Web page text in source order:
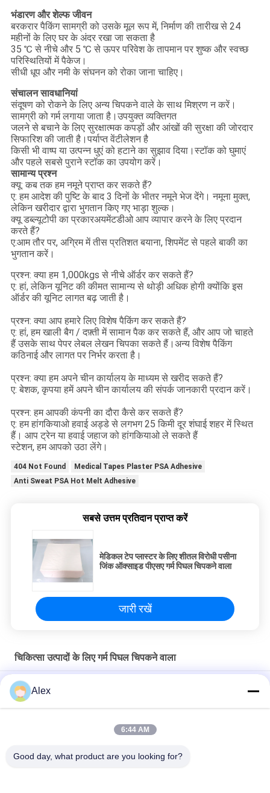
भंडारण और शेल्फ जीवन
बरकरार पैकिंग सामग्री को उसके मूल रूप में, निर्माण की तारीख से 24
महीनों के लिए घर के अंदर रखा जा सकता है
35 ℃ से नीचे और 5 ℃ से ऊपर परिवेश के तापमान पर शुष्क और स्वच्छ
परिस्थितियों में पैकेज।
सीधी धूप और नमी के संघनन को रोका जाना चाहिए।
संचालन सावधानियां
संदूषण को रोकने के लिए अन्य चिपकने वाले के साथ मिश्रण न करें।
सामग्री को गर्म लगाया जाता है।उपयुक्त व्यक्तिगत
जलने से बचाने के लिए सुरक्षात्मक कपड़ों और आंखों की सुरक्षा की जोरदार
सिफारिश की जाती है।पर्याप्त वेंटीलेशन है
किसी भी वाष्प या उत्पन्न धुएं को हटाने का सुझाव दिया।स्टॉक को घुमाएं
और पहले सबसे पुराने स्टॉक का उपयोग करें।
सामान्य प्रश्न
क्यू: कब तक हम नमूने प्राप्त कर सकते हैं?
ए: हम आदेश की पुष्टि के बाद 3 दिनों के भीतर नमूने भेज देंगे। नमूना मुक्त,
लेकिन खरीदार द्वारा भुगतान किए गए भाड़ा शुल्क।
क्यू डब्ल्यूटोपी का प्रकारअयमेंटडीओ आप व्यापार करने के लिए प्रदान
करते हैं?
ए:आम तौर पर, अग्रिम में तीस प्रतिशत बयाना, शिपमेंट से पहले बाकी का
भुगतान करें।
प्रश्न: क्या हम 1,000kgs से नीचे ऑर्डर कर सकते हैं?
ए: हां, लेकिन यूनिट की कीमत सामान्य से थोड़ी अधिक होगी क्योंकि इस
ऑर्डर की यूनिट लागत बढ़ जाती है।
प्रश्न: क्या आप हमारे लिए विशेष पैकिंग कर सकते हैं?
ए: हां, हम खाली बैग / दफ़्ती में सामान पैक कर सकते हैं, और आप जो चाहते
हैं उसके साथ पेपर लेबल लेखन चिपका सकते हैं।अन्य विशेष पैकिंग
कठिनाई और लागत पर निर्भर करता है।
प्रश्न: क्या हम अपने चीन कार्यालय के माध्यम से खरीद सकते हैं?
ए: बेशक, कृपया हमें अपने चीन कार्यालय की संपर्क जानकारी प्रदान करें।
प्रश्न: हम आपकी कंपनी का दौरा कैसे कर सकते हैं?
ए: हम हांगकियाओ हवाई अड्डे से लगभग 25 किमी दूर शंघाई शहर में स्थित
हैं। आप ट्रेन या हवाई जहाज को हांगकियाओ ले सकते हैं
स्टेशन, हम आपको उठा लेंगे।
404 Not Found
Medical Tapes Plaster PSA Adhesive
Anti Sweat PSA Hot Melt Adhesive
सबसे उत्तम प्रतिदान प्राप्त करें
मेडिकल टेप प्लास्टर के लिए शीतल विरोधी पसीना
जिंक ऑक्साइड पीएसए गर्म पिघल चिपकने वाला
जारी रखें
चिकित्सा उत्पादों के लिए गर्म पिघल चिपकने वाला
मेडिकल टेप प्लास्टर घाव ड्रेसिंग के लिए उच्च छील शक्ति जिंक ऑक्साइड गर्म पिघल
पीएसए गोंद
Alex
6:44 AM
Good day, what product are you looking for?